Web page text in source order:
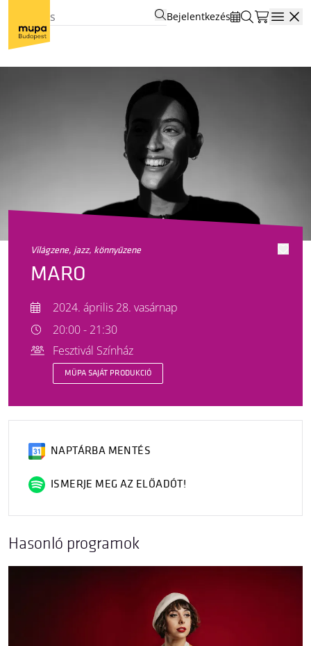
Bejelentkezés
világzene, jazz, könnyűzene
MARO
2024. április 28. vasárnap
20:00 - 21:30
Fesztivál Színház
MÜPA SAJÁT PRODUKCIÓ
NAPTÁRBA MENTÉS
ISMERJE MEG AZ ELŐADÓT!
Hasonló programok